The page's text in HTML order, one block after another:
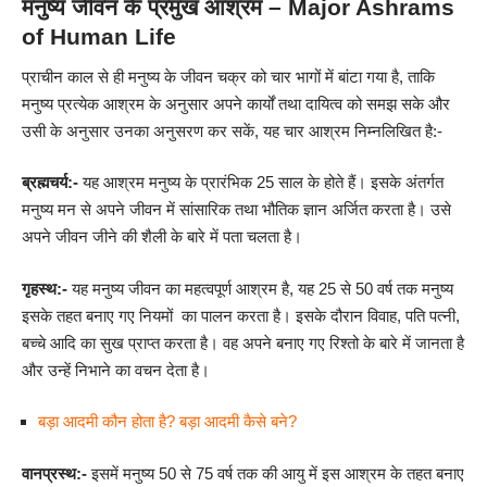
मनुष्य जीवन के प्रमुख आश्रम – Major Ashrams
of Human Life
प्राचीन काल से ही मनुष्य के जीवन चक्र को चार भागों में बांटा गया है, ताकि
मनुष्य प्रत्येक आश्रम के अनुसार अपने कार्यों तथा दायित्व को समझ सके और
उसी के अनुसार उनका अनुसरण कर सकें, यह चार आश्रम निम्नलिखित है:-
ब्रह्मचर्य:-यह आश्रम मनुष्य के प्रारंभिक 25 साल के होते हैं। इसके अंतर्गत
मनुष्य मन से अपने जीवन में सांसारिक तथा भौतिक ज्ञान अर्जित करता है। उसे
अपने जीवन जीने की शैली के बारे में पता चलता है।
गृहस्थ:-यह मनुष्य जीवन का महत्वपूर्ण आश्रम है, यह 25 से 50 वर्ष तक मनुष्य
इसके तहत बनाए गए नियमों का पालन करता है। इसके दौरान विवाह, पति पत्नी,
बच्चे आदि का सुख प्राप्त करता है। वह अपने बनाए गए रिश्तो के बारे में जानता है
और उन्हें निभाने का वचन देता है।
बड़ा आदमी कौन होता है? बड़ा आदमी कैसे बने?
वानप्रस्थ:-इसमें मनुष्य 50 से 75 वर्ष तक की आयु में इस आश्रम के तहत बनाए